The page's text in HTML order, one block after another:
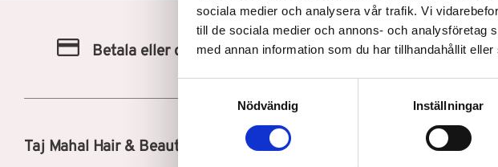
sociala medier och analysera vår trafik. Vi
till de sociala medier och annons- och analysföretag
med annan information som du har tillhandahållit
t
Nödvändig Inställningar
Betala eller delbetala med Svea
Taj Mahal Hair & Beauty AB Vår butik i